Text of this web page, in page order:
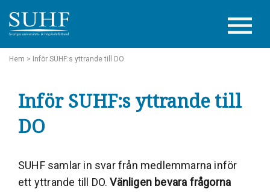
Hem > Inför SUHF:s yttrande till DO
Inför SUHF:s yttrande till
DO
SUHF samlar in svar från medlemmarna inför
ett yttrande till DO.Vänligen bevara frågorna